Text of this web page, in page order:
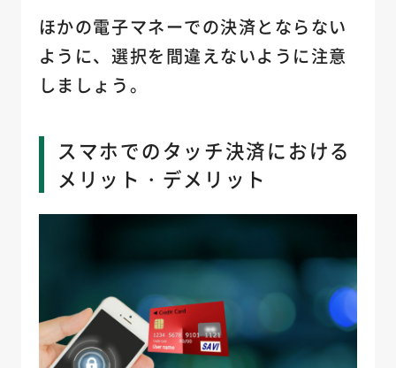
ほかの電子マネーでの決済とならない
ように、選択を間違えないように注意
しましょう。
スマホでのタッチ決済における
メリット・デメリット